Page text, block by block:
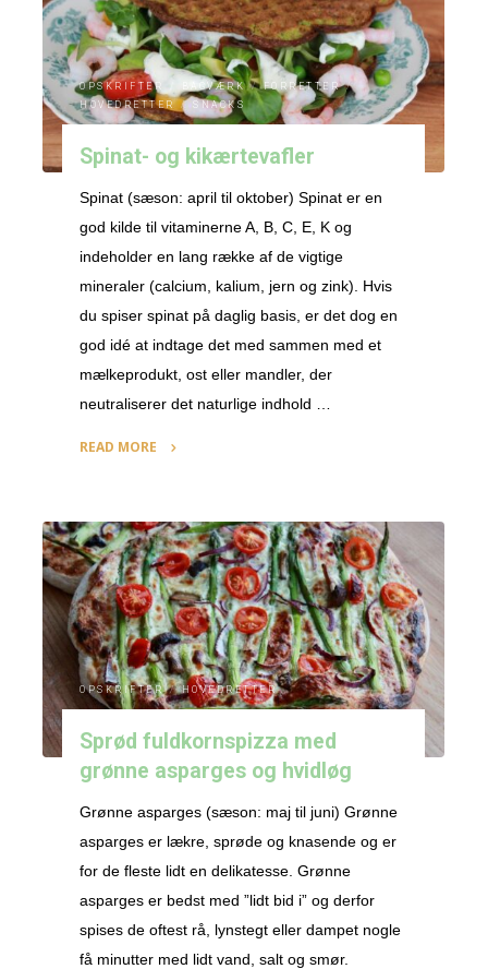
OPSKRIFTER BAGVÆRK / FORRETTER /
HOVEDRETTER / SNACKS
Spinat- og kikærtevafler
Spinat (sæson: april til oktober) Spinat er en
god kilde til vitaminerne A, B, C, E, K og
indeholder en lang række af de vigtige
mineraler (calcium, kalium, jern og zink). Hvis
du spiser spinat på daglig basis, er det dog en
god idé at indtage det med sammen med et
mælkeprodukt, ost eller mandler, der
neutraliserer det naturlige indhold …
READ MORE
kikærtevafler"
OPSKRIFTER / HOVEDRETTER
Sprød fuldkornspizza med
grønne asparges og hvidløg
Grønne asparges (sæson: maj til juni) Grønne
asparges er lækre, sprøde og knasende og er
for de fleste lidt en delikatesse. Grønne
asparges er bedst med ”lidt bid i” og derfor
spises de oftest rå, lynstegt eller dampet nogle
få minutter med lidt vand, salt og smør.